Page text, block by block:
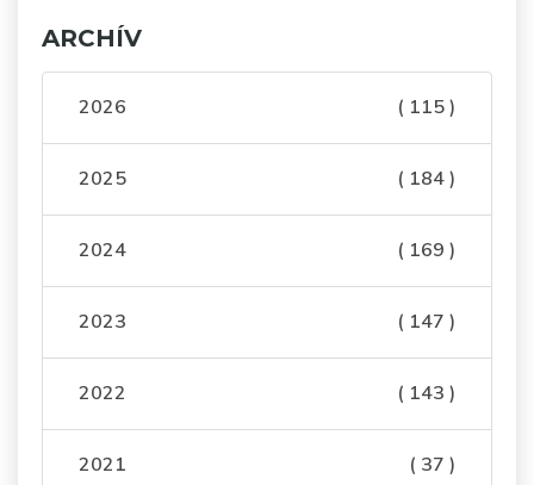
ARCHÍV
2026 ( 115 )
2025 ( 184 )
2024 ( 169 )
2023 ( 147 )
2022 ( 143 )
2021 ( 37 )